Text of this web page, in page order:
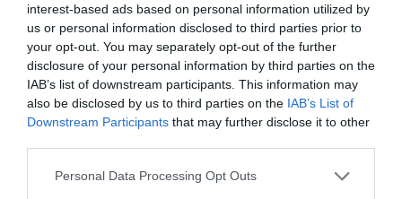
interest-based ads based on personal information utilized by
us or personal information disclosed to third parties prior to
your opt-out. You may separately opt-out of the further
disclosure of your personal information by third parties on the
IAB’s list of downstream participants. This information may
also be disclosed by us to third parties on the IAB’s List of
Downstream Participants that may further disclose it to other
Personal Data Processing Opt Outs
Tillbehör och liknande:
RECEPT